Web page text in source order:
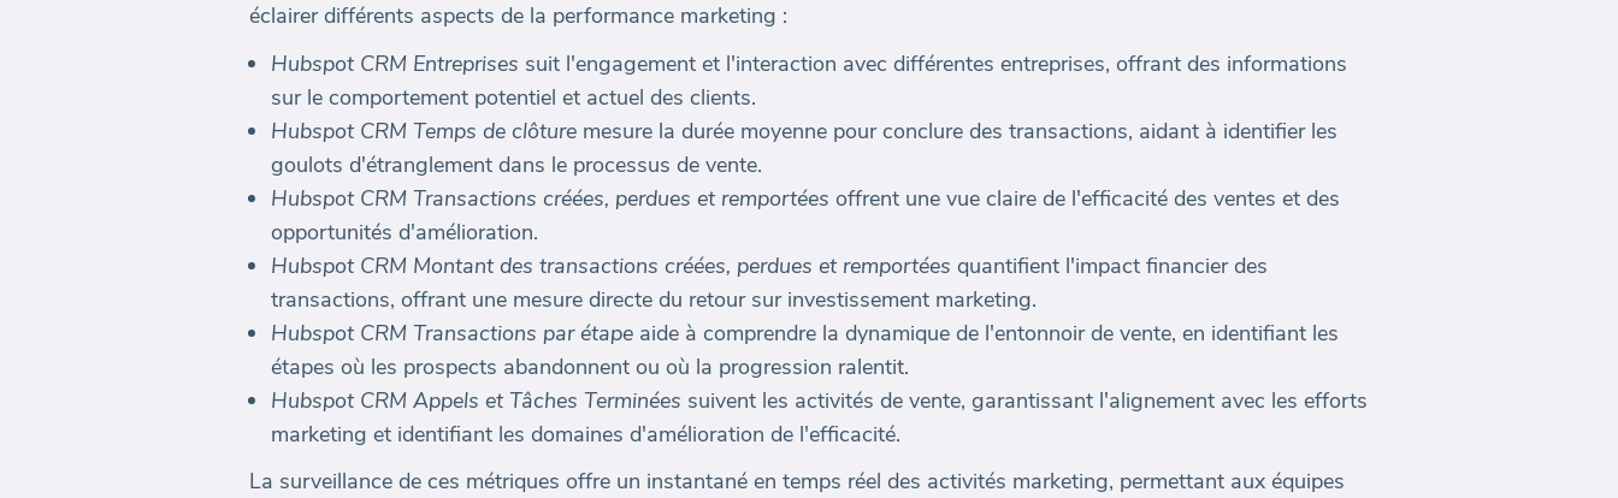
éclairer différents aspects de la performance marketing :
Hubspot CRM Entreprises suit l'engagement et l'interaction avec différentes entreprises, offrant des informations
sur le comportement potentiel et actuel des clients.
Hubspot CRM Temps de clôture mesure la durée moyenne pour conclure des transactions, aidant à identifier les
goulots d'étranglement dans le processus de vente.
Hubspot CRM Transactions créées, perdues et remportées offrent une vue claire de l'efficacité des ventes et des
opportunités d'amélioration.
Hubspot CRM Montant des transactions créées, perdues et remportées quantifient l'impact financier des
transactions, offrant une mesure directe du retour sur investissement marketing.
Hubspot CRM Transactions par étape aide à comprendre la dynamique de l'entonnoir de vente, en identifiant les
étapes où les prospects abandonnent ou où la progression ralentit.
Hubspot CRM Appels et Tâches Terminées suivent les activités de vente, garantissant l'alignement avec les efforts
marketing et identifiant les domaines d'amélioration de l'efficacité.
La surveillance de ces métriques offre un instantané en temps réel des activités marketing, permettant aux équipes